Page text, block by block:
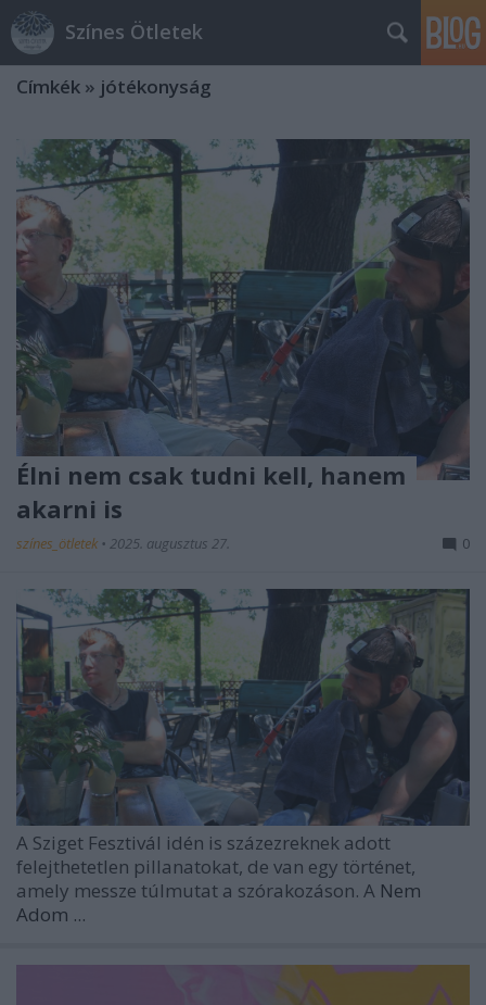
Színes Ötletek
Címkék » jótékonyság
Élni nem csak tudni kell, hanem
akarni is
színes_ötletek • 2025. augusztus 27. 0
A Sziget Fesztivál idén is százezreknek adott
felejthetetlen pillanatokat, de van egy történet,
amely messze túlmutat a szórakozáson. A Nem
Adom ...